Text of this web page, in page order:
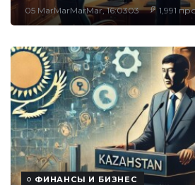
05 MarMarMarMar, 16:0303 1,991
ФИНАНСЫ И БИЗНЕС